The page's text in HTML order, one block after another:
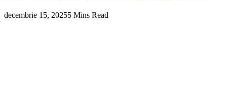
decembrie 15, 20255 Mins Read